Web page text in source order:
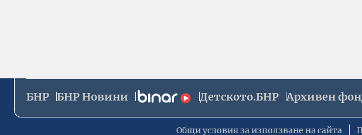
БНР БНР Новини Детското.БНР Архивен
Общи условия за използване на сайта